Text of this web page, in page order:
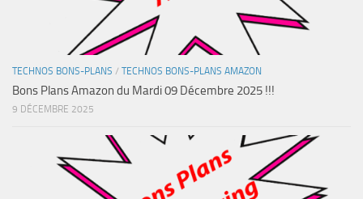
TECHNOS BONS-PLANS / TECHNOS BONS-PLANS AMAZON
Bons Plans Amazon du Mardi 09 Décembre 2025 !!!
9 DÉCEMBRE 2025